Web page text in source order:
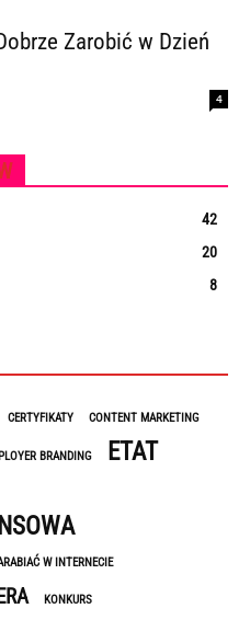
Zarobić w Dzień
4
42
20
8
CERTYFIKATY CONTENT MARKETING
BRANDING ETAT
W INTERNECIE
KONKURS